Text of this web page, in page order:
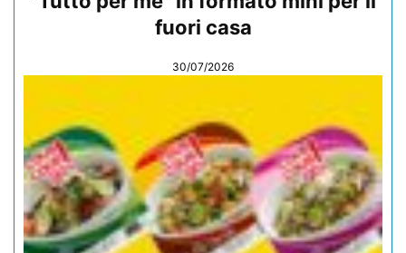
fuori casa
30/07/2026